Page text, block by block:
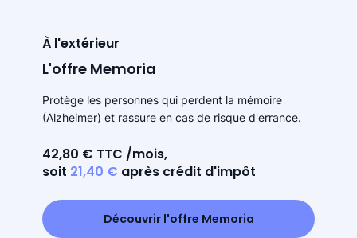
À l'extérieur
L'offre Memoria
Protège les personnes qui perdent la mémoire
(Alzheimer) et rassure en cas de risque d'errance.
42,80 € TTC /mois,
soit 21,40 € après crédit d'impôt
Découvrir l'offre Memoria